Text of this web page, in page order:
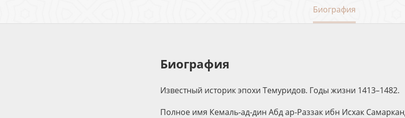
Биография
Биография
Известный историк эпохи Темуридов. Годы жизни 1413–1482.
Полное имя Кемаль-ад-дин Абд ар-Раззак ибн Исхак